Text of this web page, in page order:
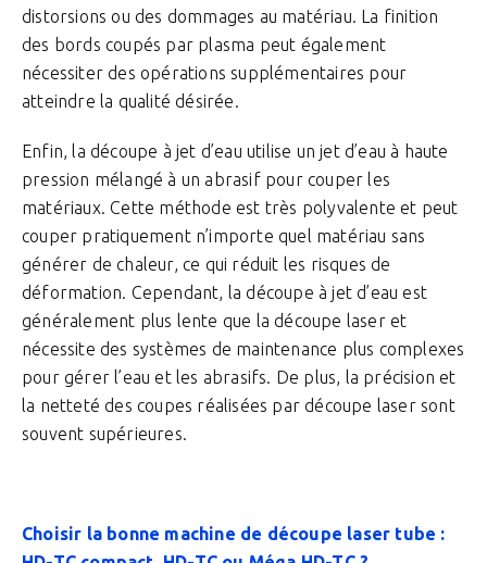
distorsions ou des dommages au matériau. La finition
des bords coupés par plasma peut également
nécessiter des opérations supplémentaires pour
atteindre la qualité désirée.
Enfin, la découpe à jet d’eau utilise un jet d’eau à haute
pression mélangé à un abrasif pour couper les
matériaux. Cette méthode est très polyvalente et peut
couper pratiquement n’importe quel matériau sans
générer de chaleur, ce qui réduit les risques de
déformation. Cependant, la découpe à jet d’eau est
généralement plus lente que la découpe laser et
nécessite des systèmes de maintenance plus complexes
pour gérer l’eau et les abrasifs. De plus, la précision et
la netteté des coupes réalisées par découpe laser sont
souvent supérieures.
Choisir la bonne machine de découpe laser tube :